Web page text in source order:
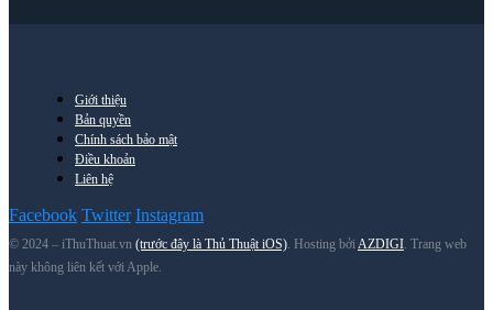
Giới thiệu
Bản quyền
Chính sách bảo mật
Điều khoản
Liên hệ
Facebook Twitter Instagram
© 2024 – iThuThuat.vn (trước đây là Thủ Thuật iOS). Hosting bởiAZDIGI. Trang web
này không liên kết với Apple.